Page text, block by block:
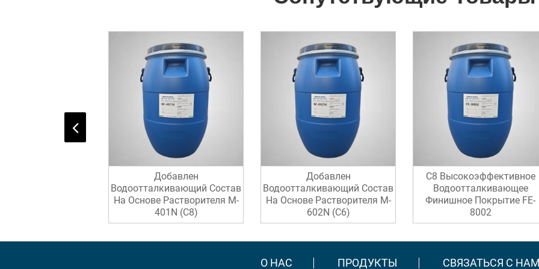
Добавлен
Водоотталкивающий Состав
На Основе Растворителя M-
401N (C8)
Добавлен
Водоотталкивающий Состав
На Основе Растворителя M-
602N (C6)
C8 Высокоэффективное
Водоотталкивающее
Финишное Покрытие FE-
8002
О НАС ПРОДУКТЫ СВЯЗАТЬСЯ С